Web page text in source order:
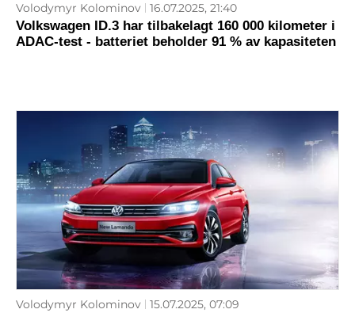
Volodymyr Kolominov 16.07.2025, 21:40
Volkswagen ID.3 har tilbakelagt 160 000 kilometer i
ADAC-test - batteriet beholder 91 % av kapasiteten
Volodymyr Kolominov 15.07.2025, 07:09